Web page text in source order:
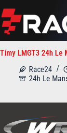
to
content
Tímy LMGT3 24h Le
Race24
24h Le